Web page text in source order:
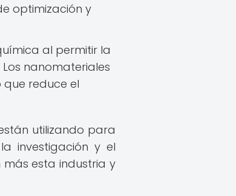
optimización y
al permitir la
nanomateriales
que reduce el
utilizando para
investigación y el
esta industria y